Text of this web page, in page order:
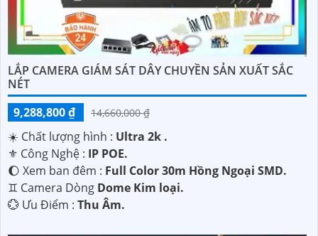
LẮP CAMERA GIÁM SÁT DÂY CHUYỀN SẢN XUẤT SẮC
NÉT
9,288,800 ₫
14,660,000 ₫
☀️ Chất lượng hình : Ultra 2k .
⚜️ Công Nghệ : IP POE.
🌔 Xem ban đêm : Full Color 30m Hồng Ngoại SMD.
♊ Camera Dòng Dome Kim loại.
️💮 Ưu Điểm : Thu Âm.